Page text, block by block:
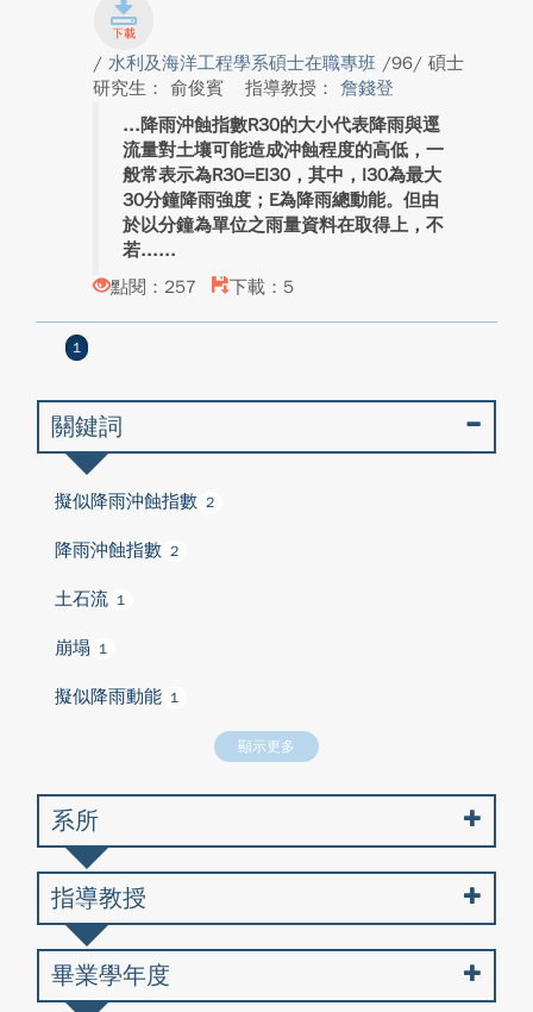
/ 水利及海洋工程學系碩士在職專班 /96/ 碩士
研究生： 俞俊賓
指導教授： 詹錢登
降雨沖蝕指數R30的大小代表降雨與逕
流量對土壤可能造成沖蝕程度的高低，一
般常表示為R30=EI30，其中，I30為最大
30分鐘降雨強度；E為降雨總動能。但由
於以分鐘為單位之雨量資料在取得上，不
若...
點閱：257
下載：5
1
關鍵詞
擬似降雨沖蝕指數 2
降雨沖蝕指數 2
土石流 1
崩塌 1
擬似降雨動能 1
顯示更多
系所
指導教授
畢業學年度